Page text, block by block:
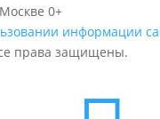
0+
информации
права защищены.